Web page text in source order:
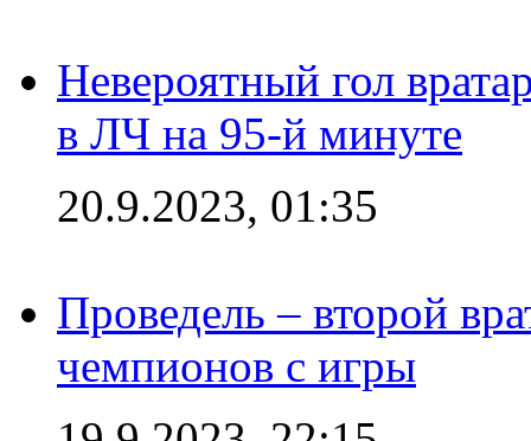
Невероятный гол
в ЛЧ на 95-й минуте
20.9.2023, 01:35
Проведель – второй
чемпионов с игры